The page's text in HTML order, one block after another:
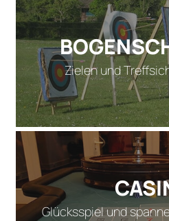
Zielen und
Glücksspiel und